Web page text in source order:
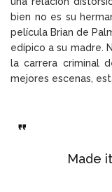
bien no es su
película Brian de
edípico a su madre.
la carrera criminal
mejores escenas,
Made